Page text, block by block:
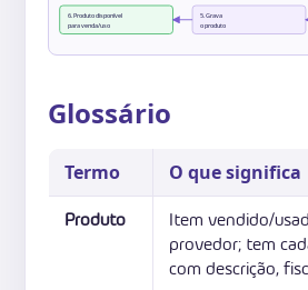
5. Grava
o produto
6. Produto disponível
para venda/uso
Glossário
Termo O que significa
Produto
Item vendido/
provedor; tem
com descrição,